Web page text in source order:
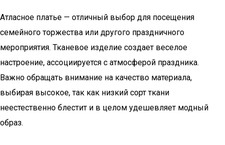
Атласное платье — отличный выбор для посещения
семейного торжества или другого праздничного
мероприятия. Тканевое изделие создает веселое
настроение, ассоциируется с атмосферой праздника.
Важно обращать внимание на качество материала,
выбирая высокое, так как низкий сорт ткани
неестественно блестит и в целом удешевляет модный
образ.